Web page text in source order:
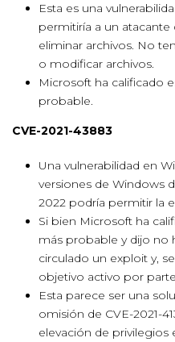
Esta es una
permitiría a un
eliminar archivos. No
o modificar archivos.
Microsoft ha calificado
probable.
CVE-2021-43883
Una vulnerabilidad en
versiones de Windows
2022 podría permitir la
Si bien Microsoft ha
más probable y dijo no
circulado un exploit y,
objetivo activo por
Esta parece ser una
omisión de CVE-2021-
elevación de privilegios